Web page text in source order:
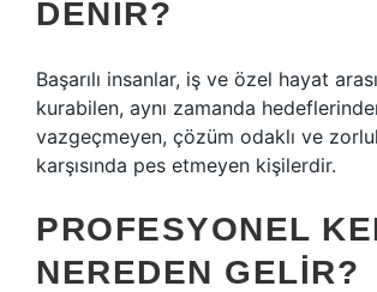
DENIR?
Başarılı insanlar, iş ve özel hayat
kurabilen, aynı zamanda
vazgeçmeyen, çözüm odaklı ve
karşısında pes etmeyen kişilerdir.
PROFESYONEL
NEREDEN GELIR?